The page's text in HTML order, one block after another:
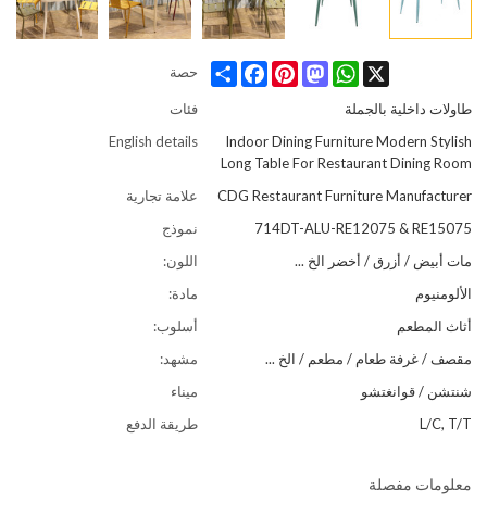
حصة Share
FacebookPinterest
Mastodon
WhatsApp X
فئات
طاولات داخلية بالجملة
English details
Indoor Dining Furniture Modern Stylish
Long Table For Restaurant Dining Room
علامة تجارية
CDG Restaurant Furniture Manufacturer
نموذج
714DT-ALU-RE12075 & RE15075
اللون:
مات أبيض / أزرق / أخضر الخ ...
مادة:
الألومنيوم
أسلوب:
أثاث المطعم
مشهد:
مقصف / غرفة طعام / مطعم / الخ ...
ميناء
شنتشن / قوانغتشو
طريقة الدفع
L/C, T/T
معلومات مفصلة